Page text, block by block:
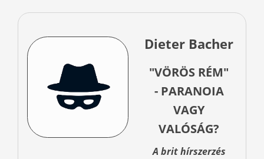
Dieter Bacher
"VÖRÖS RÉM"
- PARANOIA
VAGY
VALÓSÁG?
A brit hírszerzés